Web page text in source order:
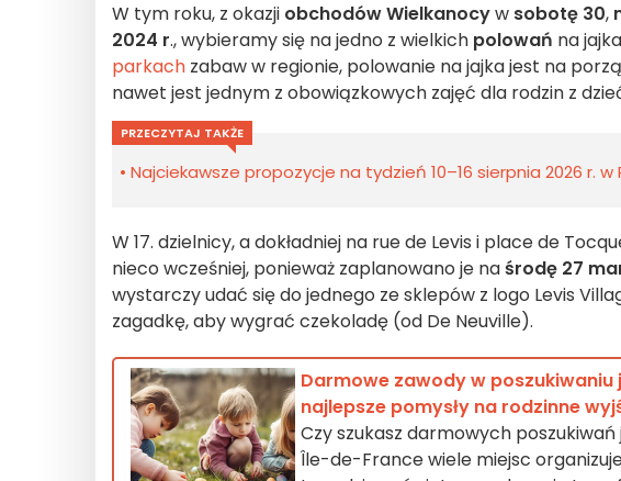
W tym roku, z okazji obchodów Wielkanocyw sobotę 30,
2024 r., wybieramy się na jedno z wielkich polowań na
parkach zabaw w regionie, polowanie na jajka jest na
nawet jest jednym z obowiązkowych zajęć dla rodzin z
PRZECZYTAJ TAKŻE
Najciekawsze propozycje na tydzień 10–16 sierpnia 2026 r.
W 17. dzielnicy, a dokładniej na rue de Levis i place de
nieco wcześniej, ponieważ zaplanowano je naśrodę 27
wystarczy udać się do jednego ze sklepów z logo Levis
zagadkę, aby wygrać czekoladę (od De Neuville).
Darmowe zawody w
najlepsze pomysły na rodzinne
Czy szukasz darmowych
Île-de-France wiele miejsc